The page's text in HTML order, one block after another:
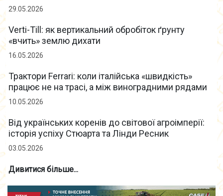
29.05.2026
Verti-Till: як вертикальний обробіток ґрунту
«вчить» землю дихати
16.05.2026
Трактори Ferrari: коли італійська «швидкість»
працює не на трасі, а між виноградними рядами
10.05.2026
Від українських коренів до світової агроімперії:
історія успіху Стюарта та Лінди Ресник
03.05.2026
Дивитися більше...